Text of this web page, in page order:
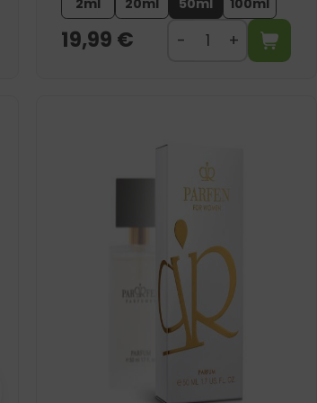
2ml 20ml 50ml 100ml
19,99 €